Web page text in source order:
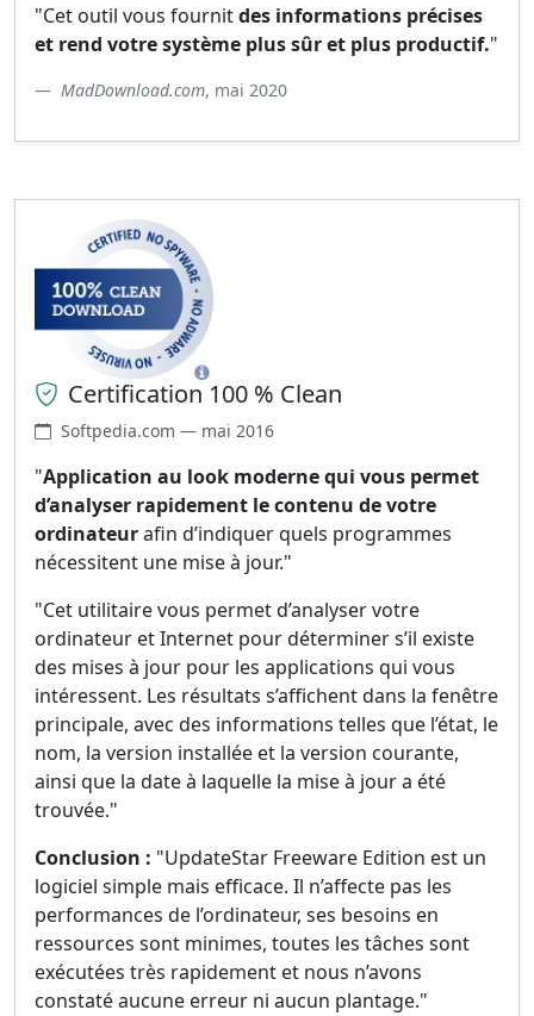
"Cet outil vous fournitdes informations précises
et rend votre système plus sûr et plus productif."
MadDownload.com, mai 2020
Certification 100 % Clean
Softpedia.com — mai 2016
"Application au look moderne qui vous permet
d’analyser rapidement le contenu de votre
ordinateurafin d’indiquer quels programmes
nécessitent une mise à jour."
"Cet utilitaire vous permet d’analyser votre
ordinateur et Internet pour déterminer s’il existe
des mises à jour pour les applications qui vous
intéressent. Les résultats s’affichent dans la fenêtre
principale, avec des informations telles que l’état, le
nom, la version installée et la version courante,
ainsi que la date à laquelle la mise à jour a été
trouvée."
Conclusion : "UpdateStar Freeware Edition est un
logiciel simple mais efficace. Il n’affecte pas les
performances de l’ordinateur, ses besoins en
ressources sont minimes, toutes les tâches sont
exécutées très rapidement et nous n’avons
constaté aucune erreur ni aucun plantage."